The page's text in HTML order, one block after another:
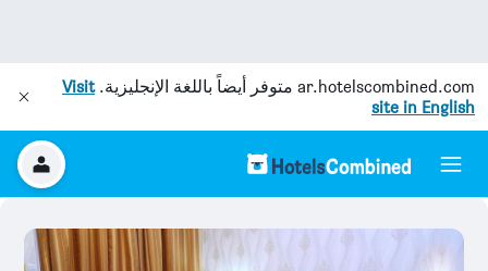
ar.hotelscombined.com متوفر أيضاً باللغة الإنجليزية.Visit
site in English